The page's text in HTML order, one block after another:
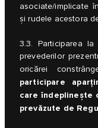
asociate/implicate
și rudele acestora
3.3. Participarea
prevederilor
oricărei
participare
care îndeplinește
prevăzute de